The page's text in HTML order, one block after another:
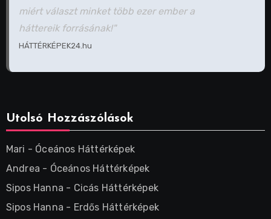
miért választ minket több ezer ember a
háttereik forrásának!"
HÁTTÉRKÉPEK24.hu
Utolsó Hozzászólások
Mari - Óceános Háttérképek
Andrea - Óceános Háttérképek
Sipos Hanna - Cicás Háttérképek
Sipos Hanna - Erdős Háttérképek